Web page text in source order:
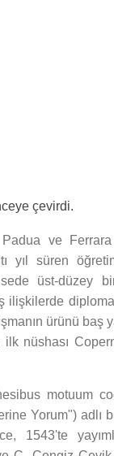
çevirdi.
ve
yıl süren
üst-düzey
ürünü
ilk nüshası
motuum
Yorum") adlı
1543'te